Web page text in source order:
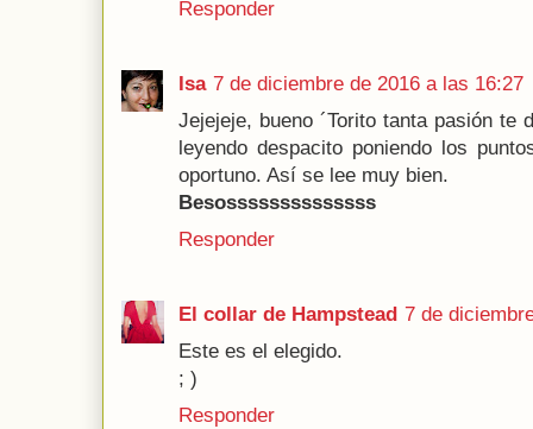
Responder
Isa 7 de diciembre de 2016 a las 16:27
Jejejeje, bueno ´Torito tanta pasión te
leyendo despacito poniendo los
oportuno. Así se lee muy bien.
Besossssssssssssss
Responder
El collar de Hampstead 7 de
Este es el elegido.
; )
Responder